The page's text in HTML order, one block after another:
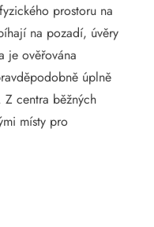
prostoru na
na pozadí, úvěry
je ověřována
úplně
centra běžných
místy pro